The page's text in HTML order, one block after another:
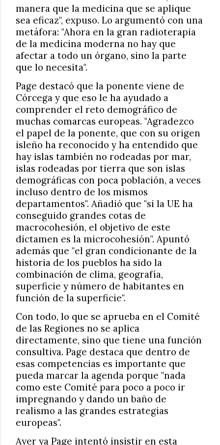
manera que la medicina que se aplique
sea eficaz", expuso. Lo argumentó con una
metáfora: "Ahora en la gran radioterapia
de la medicina moderna no hay que
afectar a todo un órgano, sino la parte
que lo necesita".
Page destacó que la ponente viene de
Córcega y que eso le ha ayudado a
comprender el reto demográfico de
muchas comarcas europeas. "Agradezco
el papel de la ponente, que con su origen
isleño ha reconocido y ha entendido que
hay islas también no rodeadas por mar,
islas rodeadas por tierra que son islas
demográficas con poca población, a veces
incluso dentro de los mismos
departamentos". Añadió que "si la UE ha
conseguido grandes cotas de
macrocohesión, el objetivo de este
dictamen es la microcohesión". Apuntó
además que "el gran condicionante de la
historia de los pueblos ha sido la
combinación de clima, geografía,
superficie y número de habitantes en
función de la superficie".
Con todo, lo que se aprueba en el Comité
de las Regiones no se aplica
directamente, sino que tiene una función
consultiva. Page destaca que dentro de
esas competencias es importante que
pueda marcar la agenda porque "nada
como este Comité para poco a poco ir
impregnando y dando un baño de
realismo a las grandes estrategias
europeas".
Ayer ya Page intentó insistir en esta